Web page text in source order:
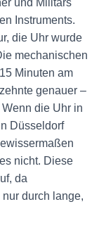
und Militärs
Instruments.
die Uhr wurde
mechanischen
Minuten am
genauer –
die Uhr in
Düsseldorf
nicht. Diese
da
durch lange,